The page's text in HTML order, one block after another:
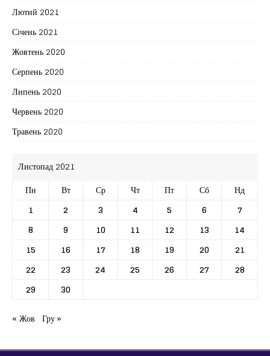
Лютий 2021
Січень 2021
Жовтень 2020
Серпень 2020
Липень 2020
Червень 2020
Травень 2020
Листопад 2021
Пн
Вт Ср Чт Пт Сб
Нд
1
2 3 4 5 6
7
8
9 10 11 12 13
14
15
16 17 18 19 20
21
22
23 24 25 26 27
28
29
30
« Жов Гру »